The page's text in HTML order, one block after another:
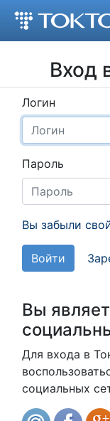
Вход
Логин
Пароль
Вы забыли
Войти
Вы
Для входа в
социальных